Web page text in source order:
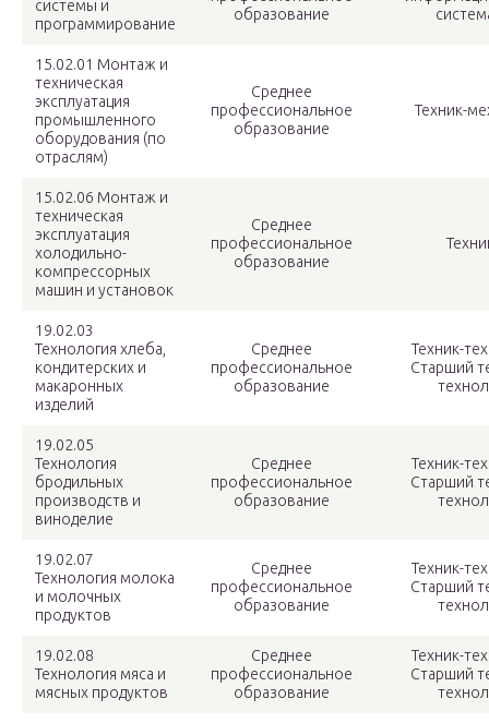
системы и
программирование
образование
15.02.01 Монтаж и
техническая
эксплуатация
промышленного
оборудования (по
отраслям)
Среднее
профессиональное
образование
Техник-
15.02.06 Монтаж и
техническая
эксплуатация
холодильно-
компрессорных
машин и установок
Среднее
профессиональное
образование
19.02.03
Технология хлеба,
кондитерских и
макаронных
изделий
Среднее
профессиональное
образование
Техник-
Старший
19.02.05
Технология
бродильных
производств и
виноделие
Среднее
профессиональное
образование
Техник-
Старший
19.02.07
Технология молока
и молочных
продуктов
Среднее
профессиональное
образование
Техник-
Старший
19.02.08
Технология мяса и
мясных продуктов
Среднее
профессиональное
образование
Техник-
Старший